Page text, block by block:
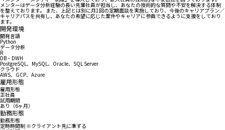
メンターはデータ分析経験の長い先輩社員が担当し、あなたの技術的な質問や不安を解決する体制
を整えております。 また、上記とは別に月1回の定期面談を実施しており、今後のキャリアプラン／
キャリアパスを共有し、あなたの希望に応じた案件やキャリアに参画できるように支援をしており
ます。
開発環境
開発言語
Python
データ分析
R
DB・DWH
PostgreSQL、MySQL、Oracle、SQL Server
クラウド
AWS、GCP、Azure
雇用形態
雇用形態
正社員
試用期間
あり（6ヶ月）
勤務形態
勤務形態
定時時間制 ※クライアント先に準ずる